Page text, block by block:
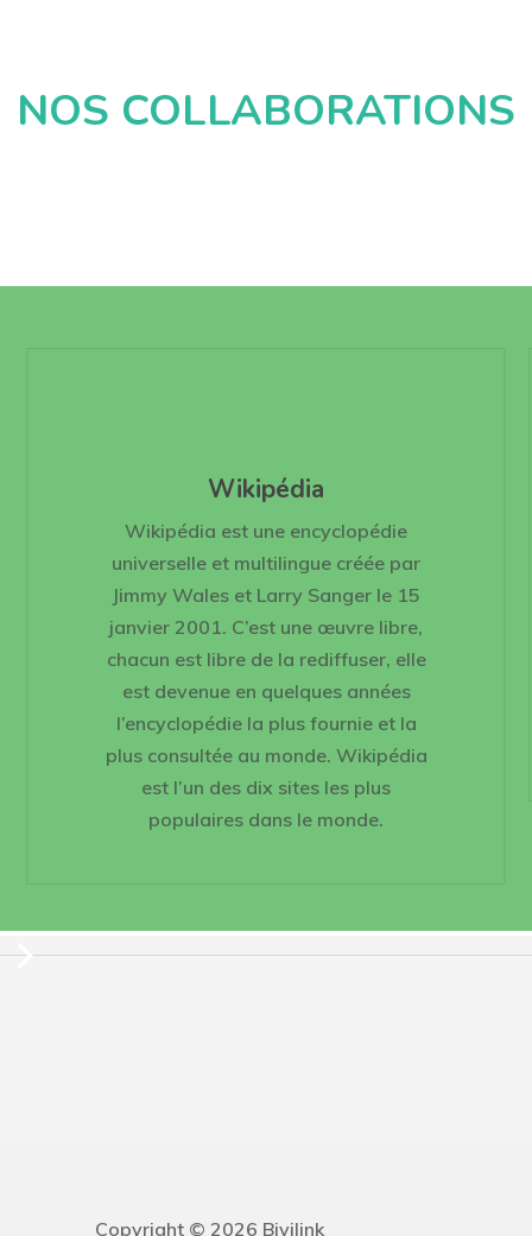
NOS COLLABORATIONS
Wikipédia
Wikipédia est une encyclopédie
universelle et multilingue créée par
Jimmy Wales et Larry Sanger le 15
janvier 2001. C’est une œuvre libre,
chacun est libre de la rediffuser, elle
est devenue en quelques années
l’encyclopédie la plus fournie et la
plus consultée au monde. Wikipédia
est l’un des dix sites les plus
populaires dans le monde.
Copyright © 2026 Bivilink